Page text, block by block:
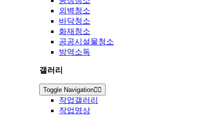
외벽청소
바닥청소
화재청소
공공시설물청소
방역소독
갤러리
Toggle Navigation
작업갤러리
작업영상